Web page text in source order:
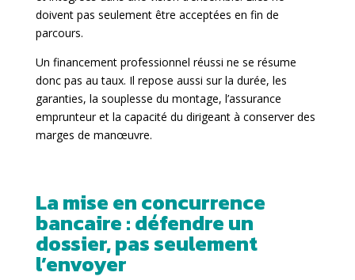
doivent pas seulement être acceptées en fin de
parcours.
Un financement professionnel réussi ne se résume
donc pas au taux. Il repose aussi sur la durée, les
garanties, la souplesse du montage, l’assurance
emprunteur et la capacité du dirigeant à conserver des
marges de manœuvre.
La mise en concurrence
bancaire : défendre un
dossier, pas seulement
l’envoyer